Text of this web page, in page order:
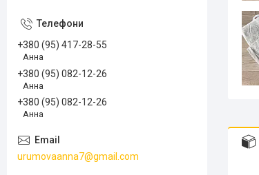
+380 (95) 417-28-55
Анна
+380 (95) 082-12-26
Анна
+380 (95) 082-12-26
Анна
urumovaanna7@gmail.com